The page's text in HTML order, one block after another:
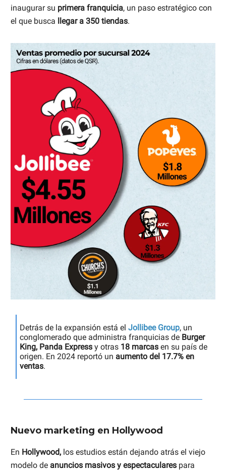
inaugurar su primera franquicia, un paso estratégico con
el que busca llegar a 350 tiendas.
Detrás de la expansión está el Jollibee Group, un
conglomerado que administra franquicias de Burger
King, Panda Express y otras 18 marcas en su país de
origen. En 2024 reportó un aumento del 17.7% en
ventas.
Nuevo marketing en Hollywood
En Hollywood, los estudios están dejando atrás el viejo
modelo de anuncios masivos y espectaculares para